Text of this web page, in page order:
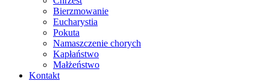
Bierzmowanie
Eucharystia
Pokuta
Namaszczenie chorych
Kapłaństwo
Małżeństwo
Kontakt